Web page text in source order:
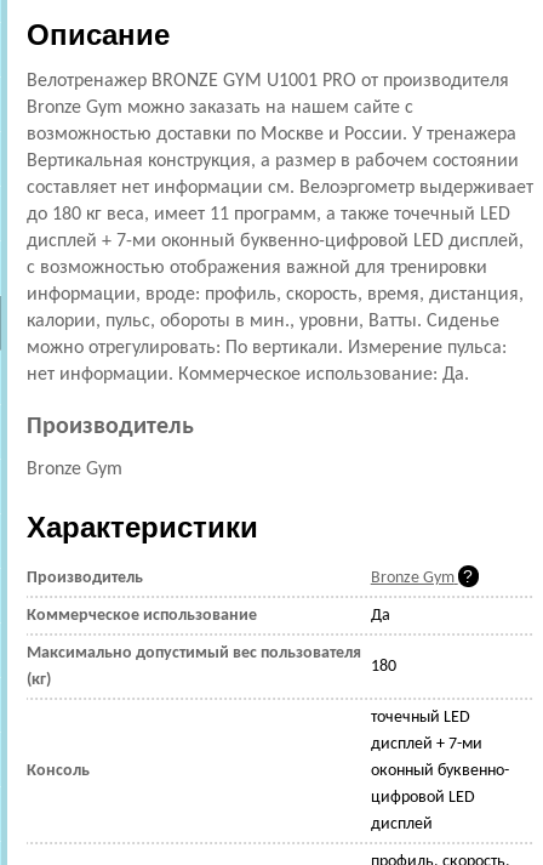
Описание
Велотренажер BRONZE GYM U1001 PRO от производителя
Bronze Gym можно заказать на нашем сайте с
возможностью доставки по Москве и России. У тренажера
Вертикальная конструкция, а размер в рабочем состоянии
составляет нет информации см. Велоэргометр выдерживает
до 180 кг веса, имеет 11 программ, а также точечный LED
дисплей + 7-ми оконный буквенно-цифровой LED дисплей,
с возможностью отображения важной для тренировки
информации, вроде: профиль, скорость, время, дистанция,
калории, пульс, обороты в мин., уровни, Ватты. Сиденье
можно отрегулировать: По вертикали. Измерение пульса:
нет информации. Коммерческое использование: Да.
Производитель
Bronze Gym
Характеристики
Производитель Bronze Gym
Коммерческое использование Да
Максимально допустимый вес пользователя
(кг)
180
Консоль
точечный LED
дисплей + 7-ми
оконный буквенно-
цифровой LED
дисплей